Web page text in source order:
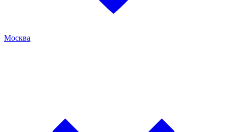
Москва